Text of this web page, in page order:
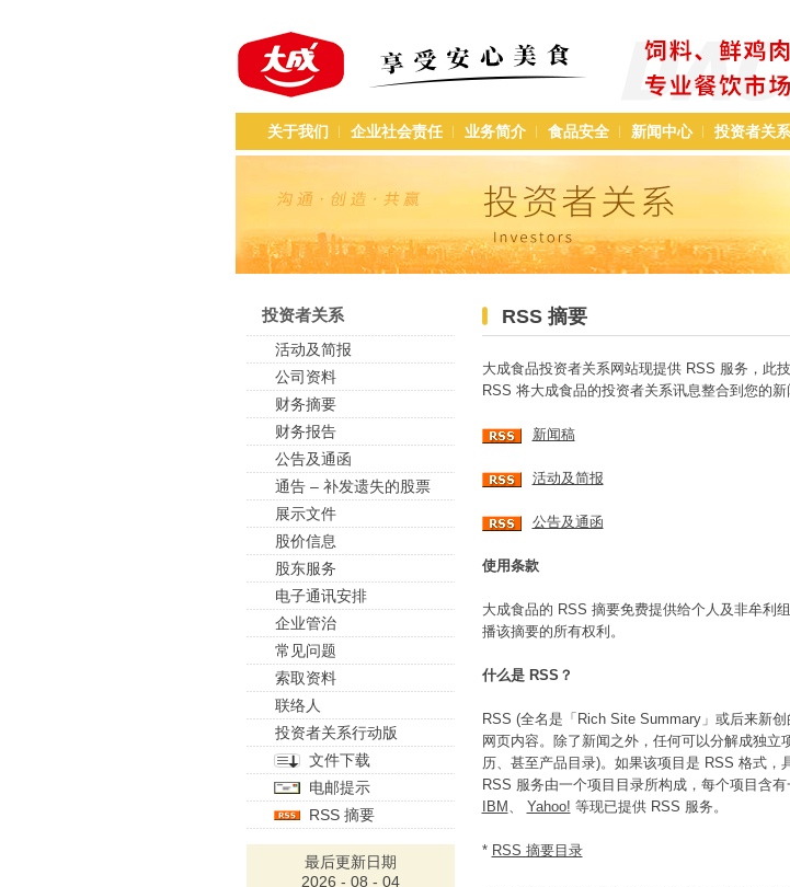
关于我们 企业社会责任 业务简介 食品安全 新闻中心 投资者关系
投资者关系
活动及简报
公司资料
财务摘要
财务报告
公告及通函
通告 – 补发遗失的股票
展示文件
股价信息
股东服务
电子通讯安排
企业管治
常见问题
索取资料
联络人
投资者关系行动版
文件下载
电邮提示
RSS 摘要
最后更新日期
2026 - 08 - 04
RSS 摘要
大成食品投资者关系网站现提供 RSS 服务，此
RSS 将大成食品的投资者关系讯息整合到您的新
新闻稿
活动及简报
公告及通函
使用条款
大成食品的 RSS 摘要免费提供给个人及非牟利
播该摘要的所有权利。
什么是 RSS？
RSS (全名是「Rich Site Summary」或后来新
网页内容。除了新闻之外，任何可以分解成独
历、甚至产品目录)。如果该项目是 RSS 格式，
RSS 服务由一个项目目录所构成，每个项目含
IBM 、 Yahoo! 等现已提供 RSS 服务。
* RSS 摘要目录